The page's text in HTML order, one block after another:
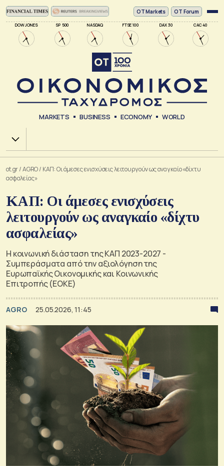
DOW JONES SP 500 NASDAQ FTSE 100 DAX 30 CAC 40
ΟΤ Markets OT Forum
MARKETS BUSINESS ECONOMY WORLD
Χ.Α.
ot.gr/AGRO/ ΚΑΠ: Οι άμεσες ενισχύσεις λειτουργούν ως αναγκαίο «δίχτυ
ασφαλείας»
ΚΑΠ: Οι άμεσες ενισχύσεις
λειτουργούν ως αναγκαίο «δίχτυ
ασφαλείας»
Η κοινωνική διάσταση της ΚΑΠ 2023-2027 -
Συμπεράσματα από την αξιολόγηση της
Ευρωπαϊκής Οικονομικής και Κοινωνικής
Επιτροπής (ΕΟΚΕ)
AGRO 25.05.2026, 11:45